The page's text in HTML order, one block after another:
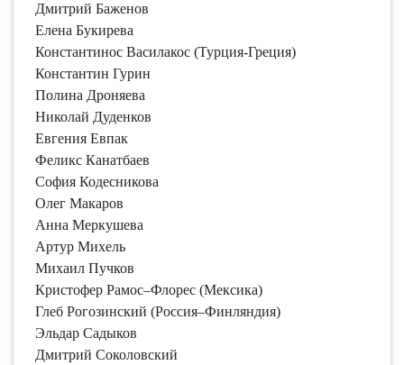
Дмитрий Баженов
Елена Букирева
Константинос Василакос (Турция-Греция)
Константин Гурин
Полина Дроняева
Николай Дуденков
Евгения Евпак
Феликс Канатбаев
София Кодесникова
Олег Макаров
Анна Меркушева
Артур Михель
Михаил Пучков
Кристофер Рамос–Флорес (Мексика)
Глеб Рогозинский (Россия–Финляндия)
Эльдар Садыков
Дмитрий Соколовский